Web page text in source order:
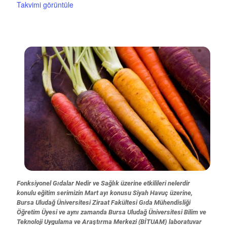
Takvimi görüntüle
Fonksiyonel Gıdalar Nedir ve Sağlık üzerine etkilileri nelerdir
konulu eğitim serimizin Mart ayı konusu Siyah Havuç üzerine,
Bursa Uludağ Üniversitesi Ziraat Fakültesi Gıda Mühendisliği
Öğretim Üyesi ve aynı zamanda Bursa Uludağ Üniversitesi Bilim ve
Teknoloji Uygulama ve Araştırma Merkezi (BİTUAM) laboratuvar